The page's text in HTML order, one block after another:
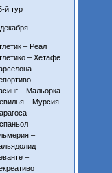
й тур
– Реал
– Хетафе
–
– Мальорка
– Мурсия
–
–
–